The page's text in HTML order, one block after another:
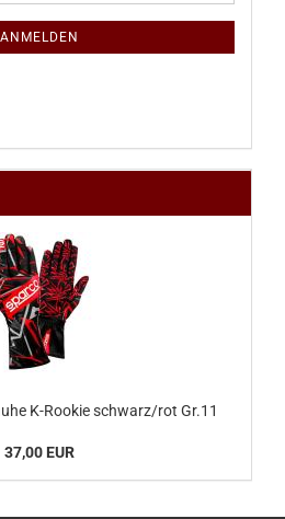
ANMELDEN
K-Rookie schwarz/rot Gr.11
37,00 EUR